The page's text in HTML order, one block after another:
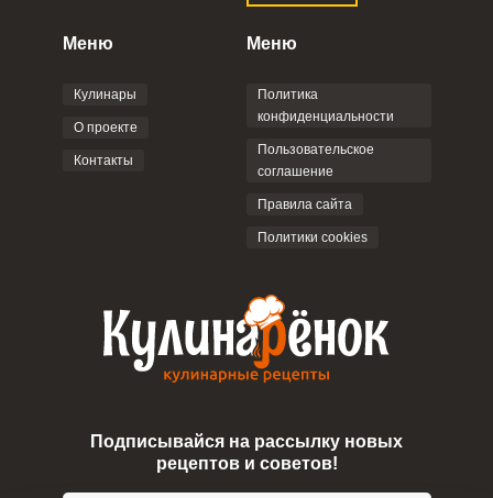
Меню
Кулинары
О проекте
Контакты
Меню
Политика
конфиденциальности
Пользовательское
соглашение
Правила сайта
Политики cookies
Подписывайся на рассылку новых
рецептов и советов!